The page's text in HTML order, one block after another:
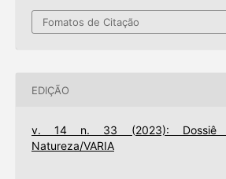
Fomatos de Citação
EDIÇÃO
v. 14 n. 33 (2023): Dossiê
Natureza/VARIA